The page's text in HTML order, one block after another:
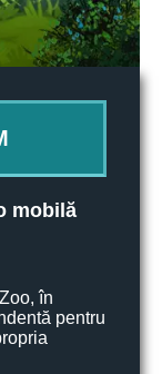
mobilă
în
pentru